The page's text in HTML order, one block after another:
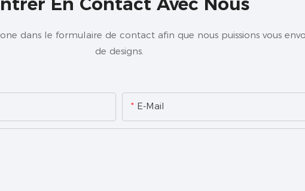
dans le formulaire de contact afin que nous puissions vous
de designs.
E-Mail